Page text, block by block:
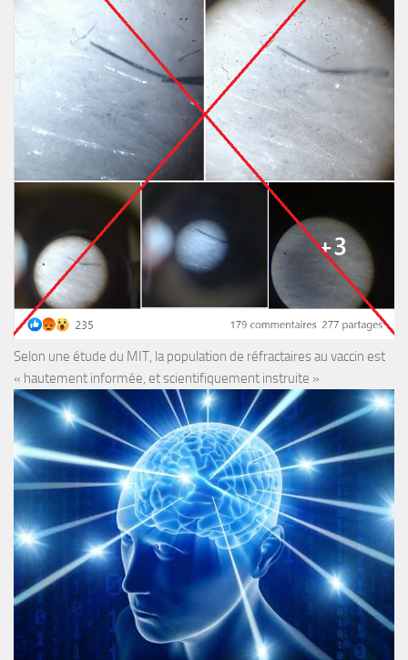
Selon une étude du MIT, la population de réfractaires au vaccin est
« hautement informée, et scientifiquement instruite »